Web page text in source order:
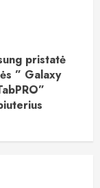
pristatė
” Galaxy